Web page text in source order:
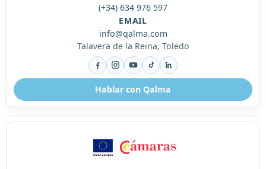
(+34) 634 976 597
EMAIL
info@qalma.com
Talavera de la Reina, Toledo
Facebook
Instagram
YouTube
TikTokLinkedIn
Hablar con Qalma